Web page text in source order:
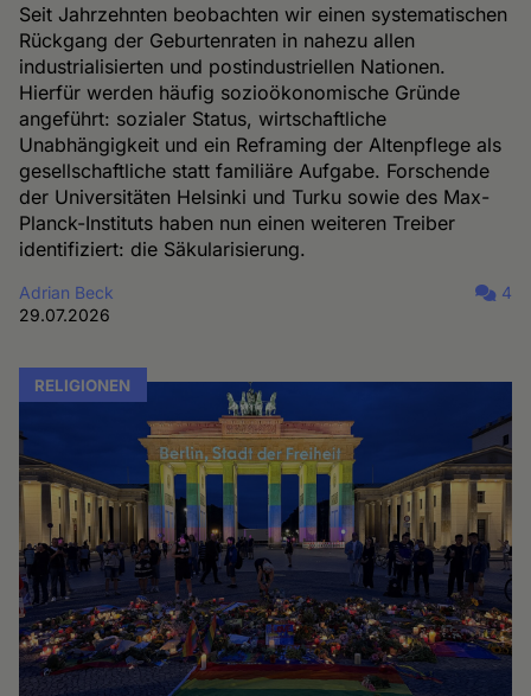
Seit Jahrzehnten beobachten wir einen systematischen
Rückgang der Geburtenraten in nahezu allen
industrialisierten und postindustriellen Nationen.
Hierfür werden häufig sozioökonomische Gründe
angeführt: sozialer Status, wirtschaftliche
Unabhängigkeit und ein Reframing der Altenpflege als
gesellschaftliche statt familiäre Aufgabe. Forschende
der Universitäten Helsinki und Turku sowie des Max-
Planck-Instituts haben nun einen weiteren Treiber
identifiziert: die Säkularisierung.
Adrian Beck
29.07.2026
4
RELIGIONEN